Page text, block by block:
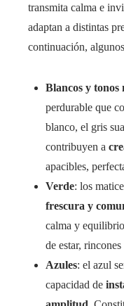
transmita calma e
adaptan a distintas
continuación,
Blancos y tonos
perdurable que
blanco, el gris
contribuyen a
apacibles,
Verde: los
frescura y
calma y
de estar,
Azules: el azul
capacidad de